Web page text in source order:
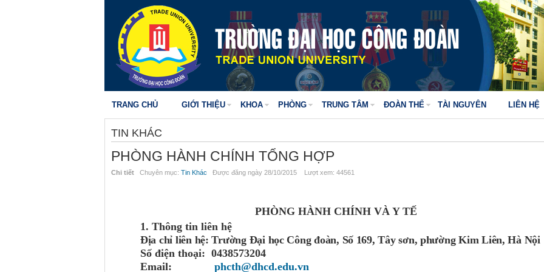
TRANG CHỦ GIỚI THIỆU KHOA PHÒNG TRUNG TÂM ĐOÀN THỂ TÀI NGUYÊN LIÊN HỆ
TIN KHÁC
PHÒNG HÀNH CHÍNH TỔNG HỢP
Chi tiết Chuyên mục: Tin Khác Được đăng ngày 28/10/2015 Lượt xem: 44561
PHÒNG HÀNH CHÍNH VÀ Y TẾ
1. Thông tin liên hệ
Địa chỉ liên hệ: Trường Đại học Công đoàn, Số 169, Tây sơn, phường Kim Liên, Hà
Số điện thoại: 0438573204
Email:
phcth@dhcd.edu.vn